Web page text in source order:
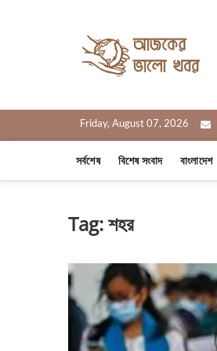
Friday, August 07, 2026
সর্বশেষ বিশেষ সংবাদ বাংলাদেশ
Tag:শহর